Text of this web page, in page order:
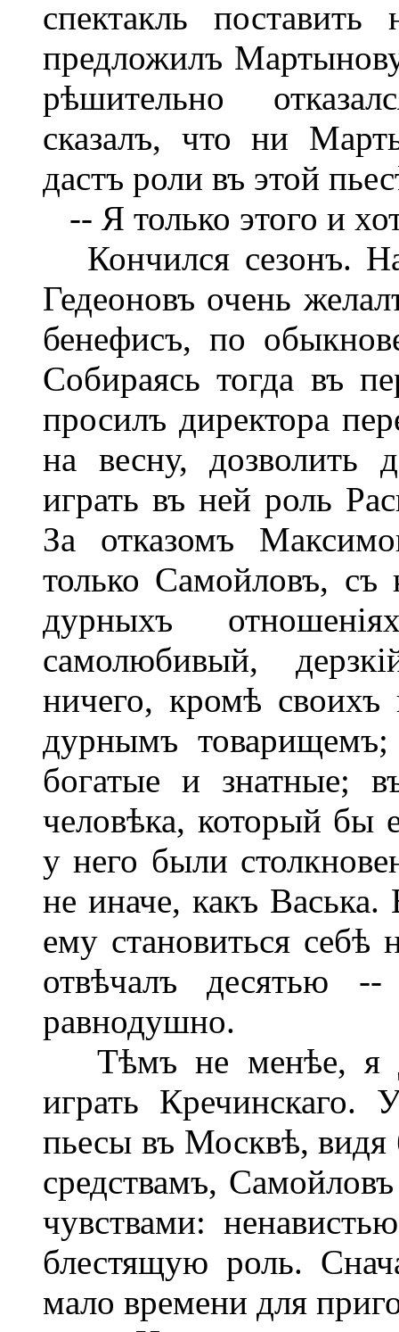
спектакль
предложилъ
рѣшительно
сказалъ, что ни
дастъ роли въ этой
-- Я только этого и
Кончился сезонъ.
Гедеоновъ очень
бенефисъ, по
Собираясь тогда въ
просилъ директора
на весну, дозволить
играть въ ней роль
За отказомъ
только Самойловъ,
дурныхъ
самолюбивый,
ничего, кромѣ
дурнымъ
богатые и знатные;
человѣка, который бы
у него были
не иначе, какъ
ему становиться себѣ
отвѣчалъ десятью
равнодушно.
Тѣмъ не менѣе, я
играть Кречинскаго.
пьесы въ Москвѣ, видя
средствамъ,
чувствами:
блестящую роль.
мало времени для